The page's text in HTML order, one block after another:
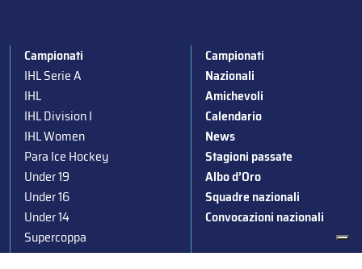
Campionati
IHL Serie A
IHL
IHL Division I
IHL Women
Para Ice Hockey
Under 19
Under 16
Under 14
Supercoppa
Coppa Italia
Campionati
Nazionali
Amichevoli
Calendario
News
Stagioni passate
Albo d’Oro
Squadre nazionali
Convocazioni nazionali